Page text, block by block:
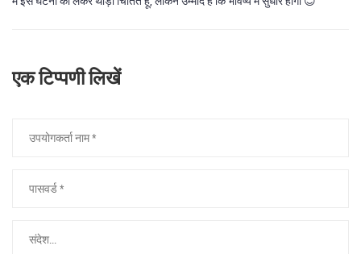
एक टिप्पणी लिखें